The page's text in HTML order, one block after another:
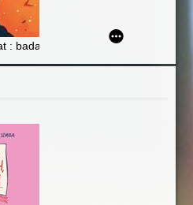
: badania jakościowe w praktyce